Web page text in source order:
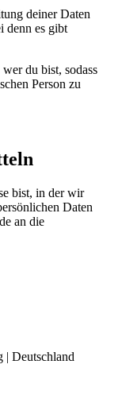
deiner Daten
denn es gibt
du bist, sodass
Person zu
bist, in der wir
Daten
an die
| Deutschland